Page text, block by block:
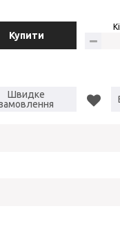
Купити
Швидке